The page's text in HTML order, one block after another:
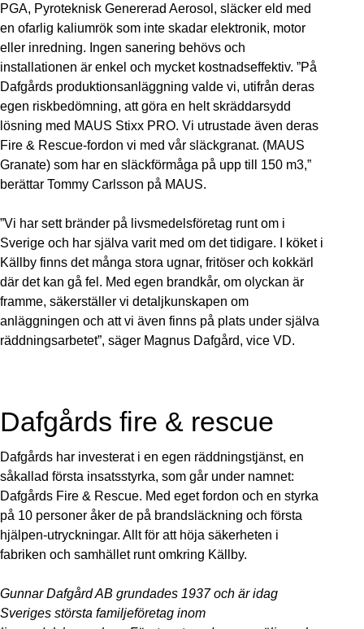
PGA, Pyroteknisk Genererad Aerosol, släcker eld med
en ofarlig kaliumrök som inte skadar elektronik, motor
eller inredning. Ingen sanering behövs och
installationen är enkel och mycket kostnadseffektiv. ”På
Dafgårds produktionsanläggning valde vi, utifrån deras
egen riskbedömning, att göra en helt skräddarsydd
lösning med MAUS Stixx PRO. Vi utrustade även deras
Fire & Rescue-fordon vi med vår släckgranat. (MAUS
Granate) som har en släckförmåga på upp till 150 m3,”
berättar Tommy Carlsson på MAUS.
”Vi har sett bränder på livsmedelsföretag runt om i
Sverige och har själva varit med om det tidigare. I köket i
Källby finns det många stora ugnar, fritöser och kokkärl
där det kan gå fel. Med egen brandkår, om olyckan är
framme, säkerställer vi detaljkunskapen om
anläggningen och att vi även finns på plats under själva
räddningsarbetet”, säger Magnus Dafgård, vice VD.
Dafgårds fire & rescue
Dafgårds har investerat i en egen räddningstjänst, en
såkallad första insatsstyrka, som går under namnet:
Dafgårds Fire & Rescue. Med eget fordon och en styrka
på 10 personer åker de på brandsläckning och första
hjälpen-utryckningar. Allt för att höja säkerheten i
fabriken och samhället runt omkring Källby.
Gunnar Dafgård AB grundades 1937 och är idag
Sveriges största familjeföretag inom